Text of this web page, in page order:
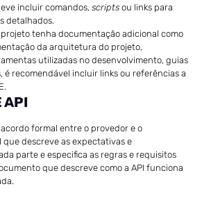
incluir comandos, scripts ou links para
detalhados.
projeto tenha documentação adicional como
da arquitetura do projeto,
utilizadas no desenvolvimento, guias
é recomendável incluir links ou referências a
API
formal entre o provedor e o
que descreve as expectativas e
parte e especifica as regras e requisitos
que descreve como a API funciona